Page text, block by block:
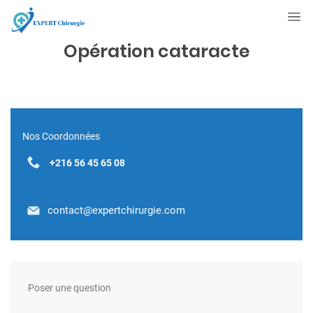
Opération cataracte
Nos Coordonnées
+216 56 45 65 08
contact@expertchirurgie.com
Poser une question